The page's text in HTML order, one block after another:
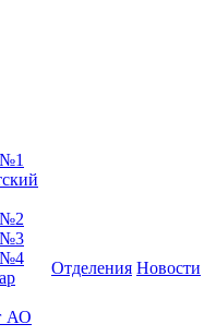
№2
№3
№4
АО
Отделения Новости